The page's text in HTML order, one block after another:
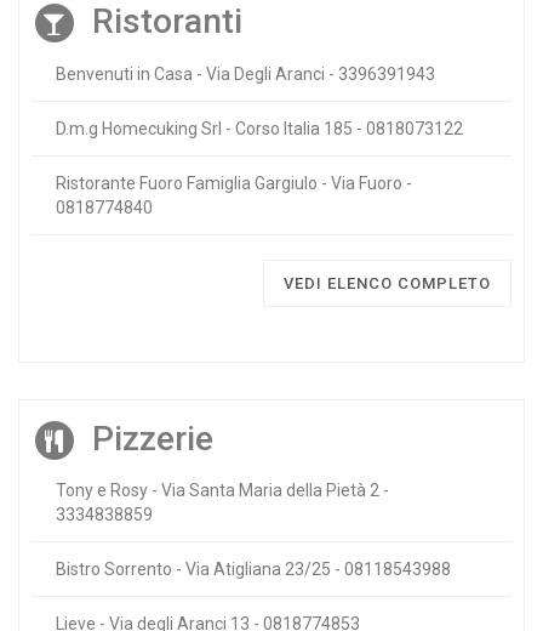
Ristoranti
Benvenuti in Casa - Via Degli Aranci - 3396391943
D.m.g Homecuking Srl - Corso Italia 185 - 0818073122
Ristorante Fuoro Famiglia Gargiulo - Via Fuoro -
0818774840
VEDI ELENCO COMPLETO
Pizzerie
Tony e Rosy - Via Santa Maria della Pietà 2 -
3334838859
Bistro Sorrento - Via Atigliana 23/25 - 08118543988
Lieve - Via degli Aranci 13 - 0818774853